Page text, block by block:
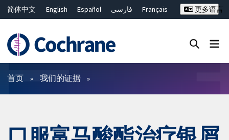
简体中文 English Español فارسی
Français
ไทย
繁體中文
更多语言
过滤
首页 我们的证据